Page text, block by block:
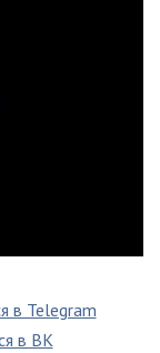
в Telegram
в ВК